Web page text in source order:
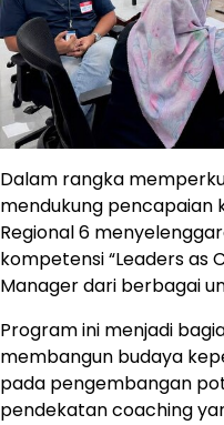
Dalam rangka
mendukung pencapaian
Regional 6
kompetensi “Leaders as
Manager dari berbagai
Program ini menjadi
membangun budaya
pada pengembangan
pendekatan coaching